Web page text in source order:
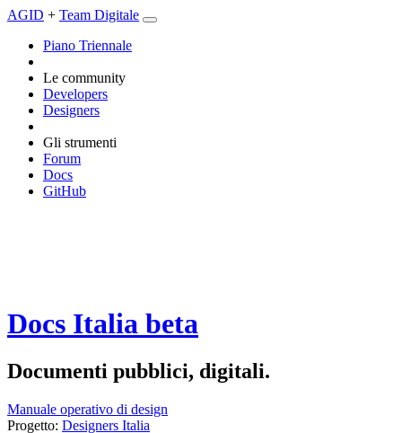
AGID + Team Digitale
Piano Triennale
Le community
Developers
Designers
Gli strumenti
Forum
Docs
GitHub
Docs Italia beta
Documenti pubblici, digitali.
Manuale operativo di design
Progetto: Designers Italia